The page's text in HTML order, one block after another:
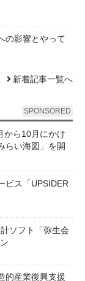
の影響とやって
新着記事一覧へ
SPONSORED
から10月にかけ
らい海図」を開
ビス「UPSIDER
ソフト「弥生会
的産業復興支援